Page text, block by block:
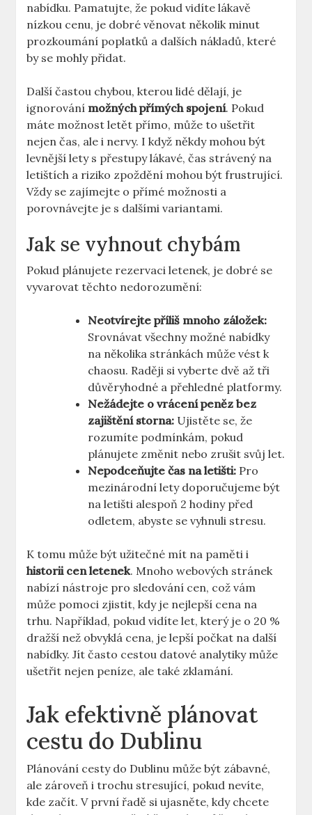
nabídku. Pamatujte, že pokud vidíte lákavě
nízkou cenu, je dobré věnovat několik minut
prozkoumání poplatků a dalších nákladů, které
by se mohly přidat.
Další častou chybou, kterou lidé dělají, je
ignorování možných přímých spojení. Pokud
máte možnost letět přímo, může to ušetřit
nejen čas, ale i nervy. I když někdy mohou být
levnější lety s přestupy lákavé, čas strávený na
letištích a riziko zpoždění mohou být frustrující.
Vždy se zajímejte o přímé možnosti a
porovnávejte je s dalšími variantami.
Jak se vyhnout chybám
Pokud plánujete rezervaci letenek, je dobré se
vyvarovat těchto nedorozumění:
Neotvírejte příliš mnoho záložek:
Srovnávat všechny možné nabídky
na několika stránkách může vést k
chaosu. Raději si vyberte dvě až tři
důvěryhodné a přehledné platformy.
Nežádejte o vrácení peněz bez
zajištění storna: Ujistěte se, že
rozumíte podmínkám, pokud
plánujete změnit nebo zrušit svůj let.
Nepodceňujte čas na letišti: Pro
mezinárodní lety doporučujeme být
na letišti alespoň 2 hodiny před
odletem, abyste se vyhnuli stresu.
K tomu může být užitečné mít na paměti i
historii cen letenek. Mnoho webových stránek
nabízí nástroje pro sledování cen, což vám
může pomoci zjistit, kdy je nejlepší cena na
trhu. Například, pokud vidíte let, který je o 20 %
dražší než obvyklá cena, je lepší počkat na další
nabídky. Jít často cestou datové analytiky může
ušetřit nejen peníze, ale také zklamání.
Jak efektivně plánovat
cestu do Dublinu
Plánování cesty do Dublinu může být zábavné,
ale zároveň i trochu stresující, pokud nevíte,
kde začít. V první řadě si ujasněte, kdy chcete